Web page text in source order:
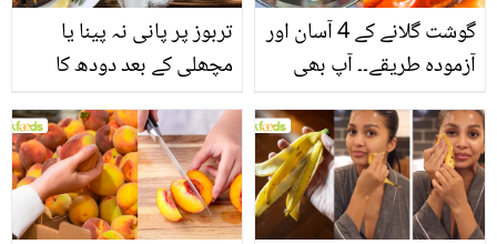
تربوز پر پانی نہ پینا یا
مچھلی کے بعد دودھ کا
استعمال۔۔ جانیں کھانوں
سے متعلق غلط فہمیوں کی
حقیقت کیا ہے اور افواہ
کیا؟
گوشت گلانے کے 4 آسان اور
آزمودہ طریقے۔۔ آپ بھی
جانیں انٹرنیشنل شیف کے
بتائے راز